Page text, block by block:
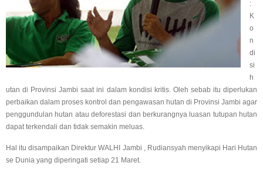
:
K
o
n
di
si
h
utan di Provinsi Jambi saat ini dalam kondisi kritis. Oleh sebab itu diperlukan
perbaikan dalam proses kontrol dan pengawasan hutan di Provinsi Jambi agar
penggundulan hutan atau deforestasi dan berkurangnya luasan tutupan hutan
dapat terkendali dan tidak semakin meluas.
Hal itu disampaikan Direktur WALHI Jambi , Rudiansyah menyikapi Hari Hutan
se Dunia yang diperingati setiap 21 Maret.